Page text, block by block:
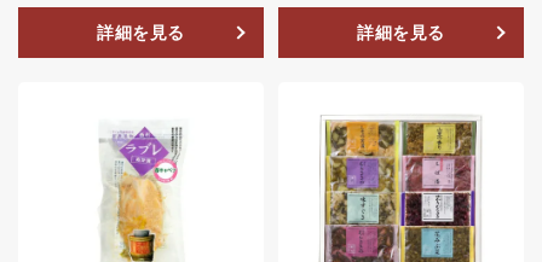
詳細を見る 詳細を見る